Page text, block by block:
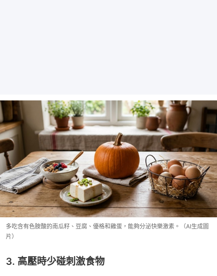
多吃含有色胺酸的南瓜籽、豆腐、優格和雞蛋，能夠分泌快樂激素。（AI生成圖
片）
3. 高壓時少碰刺激食物